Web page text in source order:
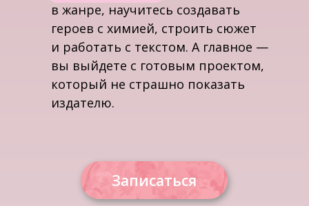
в жанре, научитесь создавать
героев с химией, строить сюжет
и работать с текстом. А главное —
вы выйдете с готовым проектом,
который не страшно показать
издателю.
Записаться